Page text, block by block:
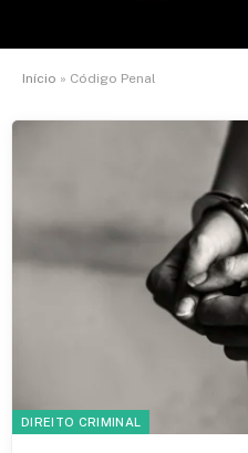
Início » Código Penal
DIREITO CRIMINAL